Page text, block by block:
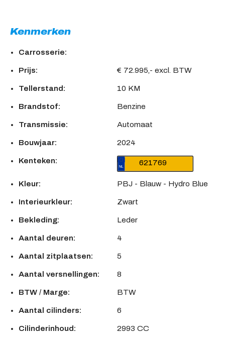
Kenmerken
Carrosserie:
Prijs: € 72.995,- excl. BTW
Tellerstand: 10 KM
Brandstof: Benzine
Transmissie: Automaat
Bouwjaar: 2024
Kenteken: 621769
Kleur: PBJ - Blauw - Hydro Blue
Interieurkleur: Zwart
Bekleding: Leder
Aantal deuren: 4
Aantal zitplaatsen: 5
Aantal versnellingen: 8
BTW / Marge: BTW
Aantal cilinders: 6
Cilinderinhoud: 2993 CC